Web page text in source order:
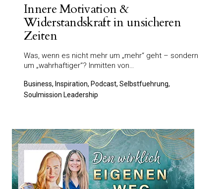
Innere Motivation &
Widerstandskraft in unsicheren
Zeiten
Was, wenn es nicht mehr um „mehr“ geht – sondern
um „wahrhaftiger“? Inmitten von…
Business, Inspiration, Podcast, Selbstfuehrung,
Soulmission Leadership